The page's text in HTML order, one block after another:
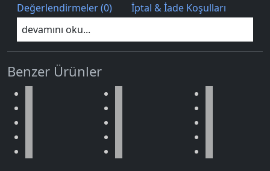
Değerlendirmeler (0)
İptal & İade Koşulları
devamını oku...
Benzer Ürünler